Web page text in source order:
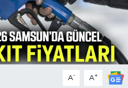
A- A+